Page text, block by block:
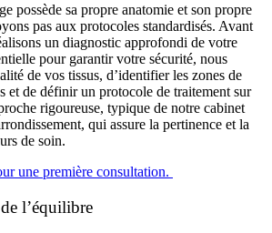
possède sa propre anatomie et son propre
pas aux protocoles standardisés. Avant
un diagnostic approfondi de votre
pour garantir votre sécurité, nous
de vos tissus, d’identifier les zones de
et de définir un protocole de traitement sur
rigoureuse, typique de notre cabinet
qui assure la pertinence et la
de soin.
une première consultation.
l’équilibre